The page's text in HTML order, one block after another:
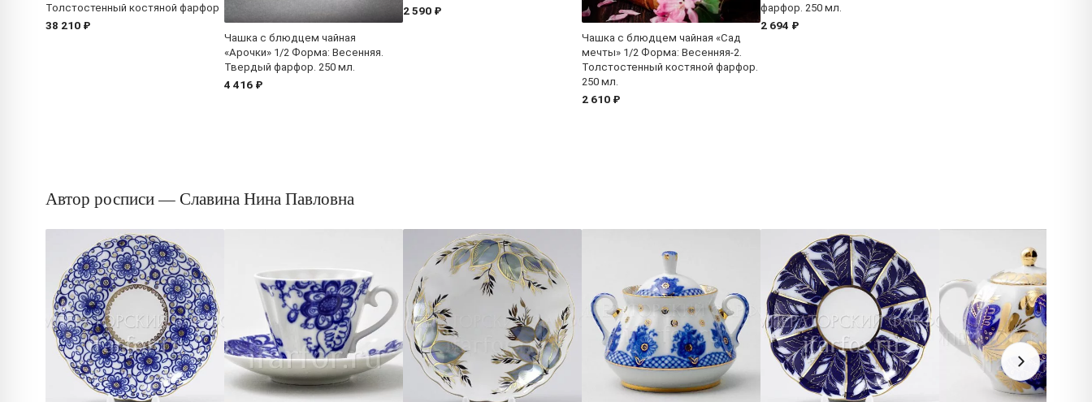
Толстостенный костяной фарфор
38 210 ₽
Чашка с блюдцем чайная
«Арочки» 1/2 Форма: Весенняя.
Твердый фарфор. 250 мл.
4 416 ₽
2 590 ₽
Чашка с блюдцем чайная «Сад
мечты» 1/2 Форма: Весенняя-2.
Толстостенный костяной фарфор.
250 мл.
2 610 ₽
фарфор. 250 мл.
2 694 ₽
Автор росписи — Славина Нина Павловна